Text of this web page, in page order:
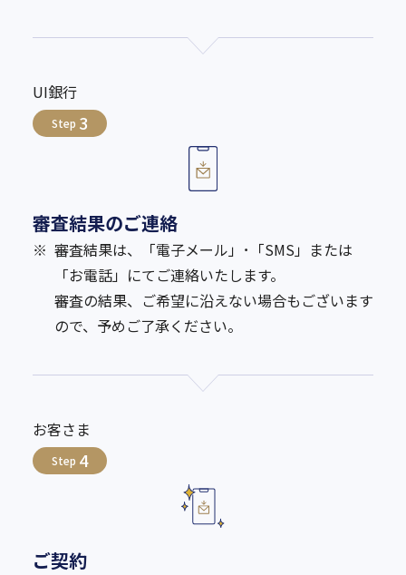
UI銀行
Step 3
審査結果のご連絡
※ 審査結果は、「電子メール」･「SMS」または
「お電話」にてご連絡いたします。
審査の結果、ご希望に沿えない場合もございます
ので、予めご了承ください。
お客さま
Step 4
ご契約